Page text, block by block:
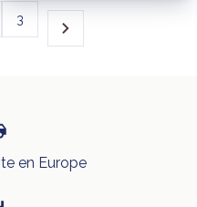
3
en Europe